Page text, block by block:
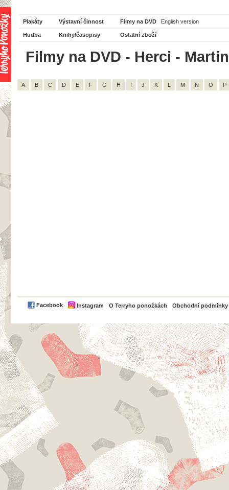
Plakáty Výstavní činnost Filmy na DVD English version
Hudba Knihy/časopisy Ostatní zboží
Filmy na DVD - Herci -
A B C D E F G H I J K L M N O P
Facebook Instagram O Terryho ponožkách Obchodní podmínky
PayPal